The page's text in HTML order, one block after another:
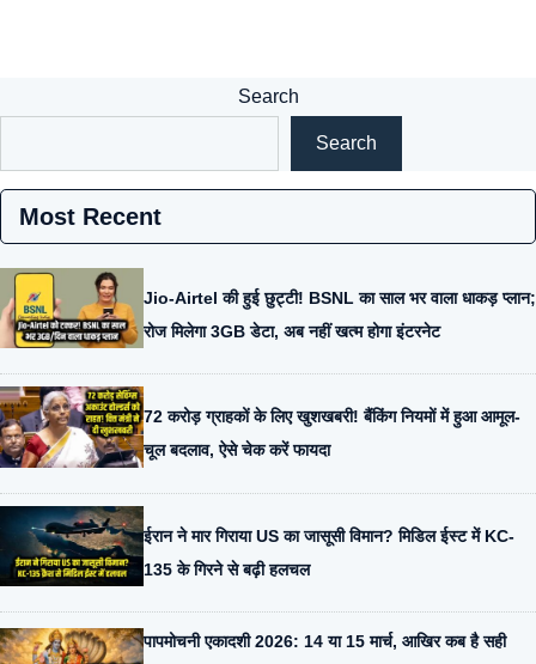
Search
Search
Most Recent
Jio-Airtel की हुई छुट्टी! BSNL का साल भर वाला धाकड़ प्लान;
रोज मिलेगा 3GB डेटा, अब नहीं खत्म होगा इंटरनेट
72 करोड़ ग्राहकों के लिए खुशखबरी! बैंकिंग नियमों में हुआ आमूल-
चूल बदलाव, ऐसे चेक करें फायदा
ईरान ने मार गिराया US का जासूसी विमान? मिडिल ईस्ट में KC-
135 के गिरने से बढ़ी हलचल
पापमोचनी एकादशी 2026: 14 या 15 मार्च, आखिर कब है सही